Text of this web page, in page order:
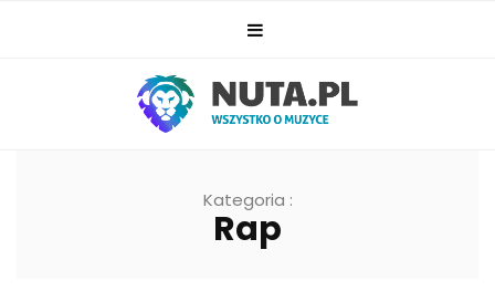
Kategoria :
Rap